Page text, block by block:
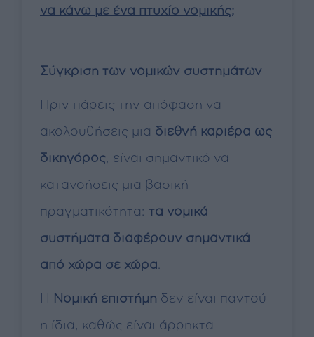
να κάνω με ένα πτυχίο νομικής;
Σύγκριση των νομικών συστημάτων
Πριν πάρεις την απόφαση να
ακολουθήσεις μια διεθνή καριέρα ως
δικηγόρος , είναι σημαντικό να
κατανοήσεις μια βασική
πραγματικότητα: τα νομικά
συστήματα διαφέρουν σημαντικά
από χώρα σε χώρα
Η Νομική επιστήμη δεν είναι παντού
η ίδια, καθώς είναι άρρηκτα